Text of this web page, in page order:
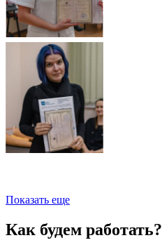
Показать еще
Как будем работать?